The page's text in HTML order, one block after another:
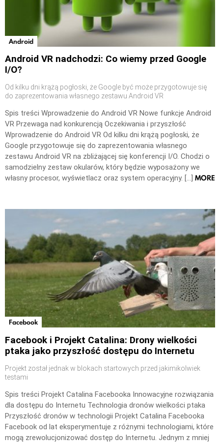
Android
Android VR nadchodzi: Co wiemy przed Google
I/O?
Od kilku dni krążą pogłoski, że Google być może przygotowuje się
do zaprezentowania własnego zestawu Android VR
Spis treści Wprowadzenie do Android VR Nowe funkcje Android
VR Przewaga nad konkurencją Oczekiwania i przyszłość
Wprowadzenie do Android VR Od kilku dni krążą pogłoski, że
Google przygotowuje się do zaprezentowania własnego
zestawu Android VR na zbliżającej się konferencji I/O. Chodzi o
samodzielny zestaw okularów, który będzie wyposażony we
własny procesor, wyświetlacz oraz system operacyjny. […] MORE
Facebook
Facebook i Projekt Catalina: Drony wielkości
ptaka jako przyszłość dostępu do Internetu
Projekt został jednak w blokach startowych przed jakimikolwiek
testami
Spis treści Projekt Catalina Facebooka Innowacyjne rozwiązania
dla dostępu do Internetu Technologia dronów wielkości ptaka
Przyszłość dronów w technologii Projekt Catalina Facebooka
Facebook od lat eksperymentuje z różnymi technologiami, które
mogą zrewolucjonizować dostęp do Internetu. Jednym z mniej